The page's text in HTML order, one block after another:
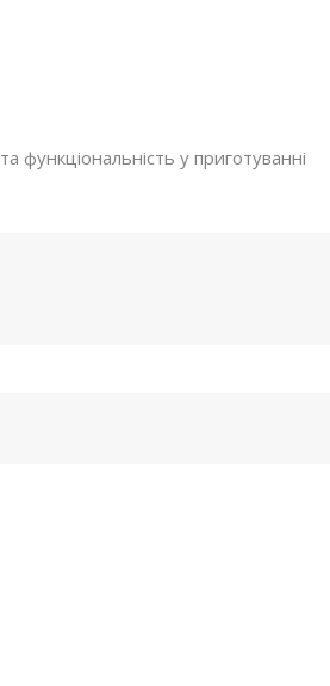
функціональність у приготуванні